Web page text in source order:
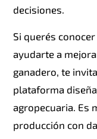
decisiones.
Si querés
ayudarte a
ganadero, te
plataforma
agropecuaria. Es
producción con